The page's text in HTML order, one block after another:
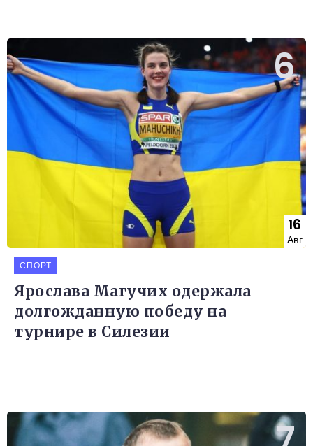
16
Авг
СПОРТ
Ярослава Магучих одержала
долгожданную победу на
турнире в Силезии